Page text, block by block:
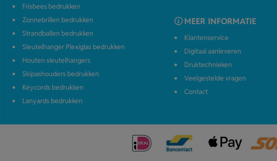
Frisbees bedrukken
Zonnebrillen bedrukken
Strandballen bedrukken
Sleutelhanger Plexiglas bedrukken
Houten sleutelhangers
Skipashouders bedrukken
Keycords bedrukken
Lanyards bedrukken
MEER INFORMATIE
Klantenservice
Digitaal aanleveren
Druktechnieken
Veelgestelde vragen
Contact